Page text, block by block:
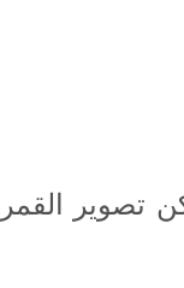
تصوير القمر